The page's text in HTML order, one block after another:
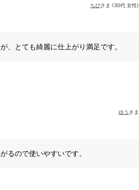
ちぴさま (30代 女性)
、とても綺麗に仕上がり満足です。
ゆう さま
るので使いやすいです。